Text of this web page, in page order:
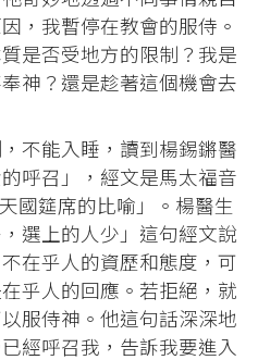
，我暫停在教會的服侍。
是否受地方的限制？我是
神？還是趁著這個機會去
不能入睡，讀到楊錫鏘醫
呼召」，經文是馬太福音
國筵席的比喻」。楊醫生
選上的人少」這句經文說
在乎人的資歷和態度，可
乎人的回應。若拒絕，就
服侍神。他這句話深深地
經呼召我，告訴我要進入